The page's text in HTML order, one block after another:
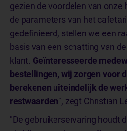
gezien de voordelen van onze
de parameters van het
gedefinieerd, stellen we een
basis van een schatting van de
klant. Geïnteresseerde
bestellingen, wij zorgen voor
berekenen uiteindelijk de
restwaarden", zegt Christian
"De gebruikerservaring houdt